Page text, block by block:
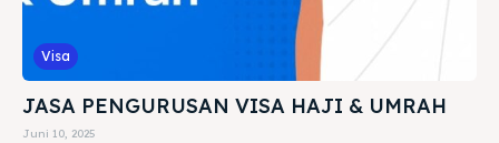
Visa
JASA PENGURUSAN VISA HAJI & UMRAH
Juni 10, 2025